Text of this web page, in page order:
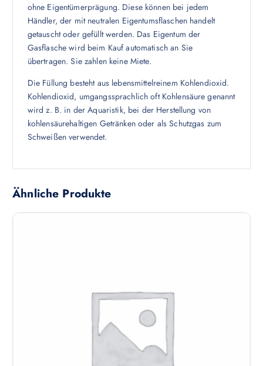
ohne Eigentümerprägung. Diese können bei jedem
Händler, der mit neutralen Eigentumsflaschen handelt
getauscht oder gefüllt werden. Das Eigentum der
Gasflasche wird beim Kauf automatisch an Sie
übertragen. Sie zahlen keine Miete.
Die Füllung besteht aus lebensmittelreinem Kohlendioxid.
Kohlendioxid, umgangssprachlich oft Kohlensäure genannt
wird z. B. in der Aquaristik, bei der Herstellung von
kohlensäurehaltigen Getränken oder als Schutzgas zum
Schweißen verwendet.
Ähnliche Produkte